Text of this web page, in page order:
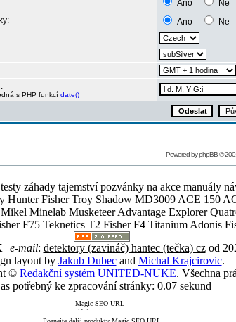
Ano
Ne
Ano
Ne
s PHP funkcí date()
Powered byphpBB©
záhady tajemství pozvánky na akce manuály
Fisher Troy Shadow MD3009 ACE 150
Minelab Musketeer Advantage Explorer
F75 Teknetics T2 Fisher F4 Titanium Adonis
| e-mail: detektory (zavináč) hantec (tečka) czod
layout by Jakub Dubecand Michal Krajcirovic.
© Redakční systém UNITED-NUKE. Všechna
potřebný ke zpracování stránky: 0.07 sekund